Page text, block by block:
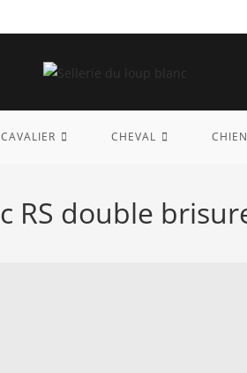
CAVALIER CHEVAL
RS double